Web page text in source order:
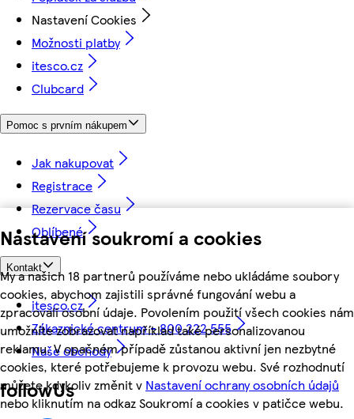
Nastavení soukromí a cookies
My a našich 18 partnerů používáme nebo ukládáme soubory
cookies, abychom zajistili správné fungování webu a
zpracovali osobní údaje. Povolením použití všech cookies nám
umožníte zobrazovat například také personalizovanou
reklamu. V opačném případě zůstanou aktivní jen nezbytné
cookies, které potřebujeme k provozu webu. Své rozhodnutí
můžete kdykoliv změnit v Nastavení ochrany osobních údajů
nebo kliknutím na odkaz Soukromí a cookies v patičce webu.
Nastavení Cookies
Možnosti platby
itesco.cz
Clubcard
Pomoc s prvním nákupem
Jak nakupovat
Registrace
Rezervace času
Oblíbené
Kontakt
itesco.cz
Zákaznické centrum - 800 222 555
Naše obchody
followUs